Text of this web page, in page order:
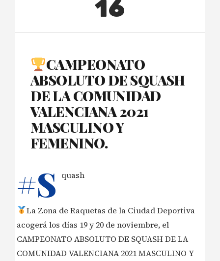
16
CAMPEONATO
ABSOLUTO DE SQUASH
DE LA COMUNIDAD
VALENCIANA 2021
MASCULINO Y
FEMENINO.
#S quash
La Zona de Raquetas de la Ciudad Deportiva
acogerá los días 19 y 20 de noviembre, el
CAMPEONATO ABSOLUTO DE SQUASH DE LA
COMUNIDAD VALENCIANA 2021 MASCULINO Y